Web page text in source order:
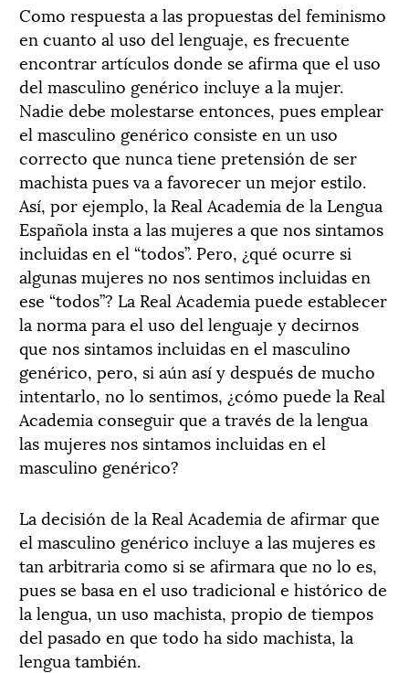
Como respuesta a las propuestas del feminismo
en cuanto al uso del lenguaje, es frecuente
encontrar artículos donde se afirma que el uso
del masculino genérico incluye a la mujer.
Nadie debe molestarse entonces, pues emplear
el masculino genérico consiste en un uso
correcto que nunca tiene pretensión de ser
machista pues va a favorecer un mejor estilo.
Así, por ejemplo, la Real Academia de la Lengua
Española insta a las mujeres a que nos sintamos
incluidas en el “todos”. Pero, ¿qué ocurre si
algunas mujeres no nos sentimos incluidas en
ese “todos”? La Real Academia puede establecer
la norma para el uso del lenguaje y decirnos
que nos sintamos incluidas en el masculino
genérico, pero, si aún así y después de mucho
intentarlo, no lo sentimos, ¿cómo puede la Real
Academia conseguir que a través de la lengua
las mujeres nos sintamos incluidas en el
masculino genérico?
La decisión de la Real Academia de afirmar que
el masculino genérico incluye a las mujeres es
tan arbitraria como si se afirmara que no lo es,
pues se basa en el uso tradicional e histórico de
la lengua, un uso machista, propio de tiempos
del pasado en que todo ha sido machista, la
lengua también.